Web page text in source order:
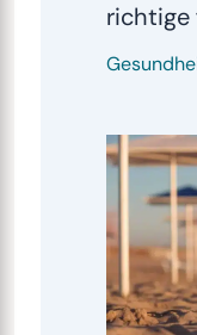
richtige